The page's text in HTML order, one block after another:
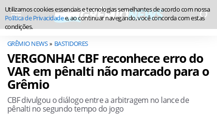
GRÊMIO NEWS BASTIDORES
VERGONHA! CBF reconhece erro do
VAR em pênalti não marcado para o
Grêmio
CBF divulgou o diálogo entre a arbitragem no lance de
pênalti no segundo tempo do jogo
Utilizamos cookies essenciais e tecnologias semelhantes de acordo com nossa
Política de Privacidadee, ao continuar navegando, você concorda com estas
condições.